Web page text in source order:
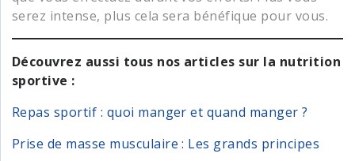
serez intense, plus cela sera bénéfique pour vous.
Découvrez aussi tous nos articles sur la nutrition
sportive :
Repas sportif : quoi manger et quand manger ?
Prise de masse musculaire : Les grands principes